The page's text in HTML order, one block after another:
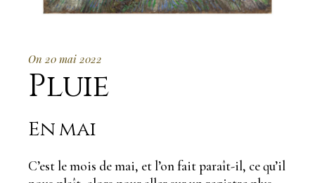
On 20 mai 2022
Pluie
En mai
C’est le mois de mai, et l’on fait paraît-il, ce qu’il